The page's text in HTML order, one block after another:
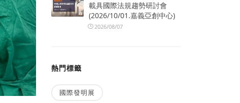
載具國際法規趨勢研討會
(2026/10/01.嘉義亞創中心)
2026/08/07
熱門標籤
國際發明展